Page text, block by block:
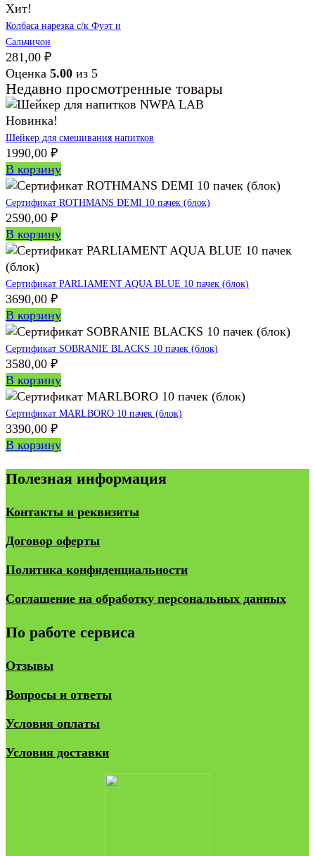
Хит!
Колбаса нарезка с/к Фуэт и
Сальчичон
281,00 ₽
Оценка 5.00 из 5
Недавно просмотренные товары
Новинка!
Шейкер для смешивания напитков
1990,00 ₽
В корзину
Сертификат ROTHMANS DEMI 10 пачек (блок)
2590,00 ₽
В корзину
Сертификат PARLIAMENT AQUA BLUE 10 пачек (блок)
3690,00 ₽
В корзину
Сертификат SOBRANIE BLACKS 10 пачек (блок)
3580,00 ₽
В корзину
Сертификат MARLBORO 10 пачек (блок)
3390,00 ₽
В корзину
Полезная информация
Контакты и реквизиты
Договор оферты
Политика конфиденциальности
Соглашение на обработку персональных данных
По работе сервиса
Отзывы
Вопросы и ответы
Условия оплаты
Условия доставки